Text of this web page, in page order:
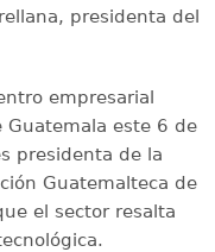
presidenta del
empresarial
Guatemala este 6 de
presidenta de la
Guatemalteca de
el sector resalta